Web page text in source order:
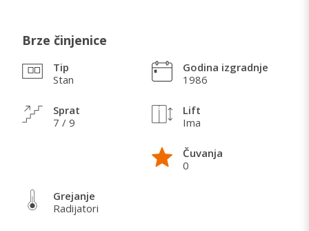
Brze činjenice
Tip
Stan
Sprat
7 / 9
Godina izgradnje
1986
Lift
Ima
Čuvanja
0
Grejanje
Radijatori